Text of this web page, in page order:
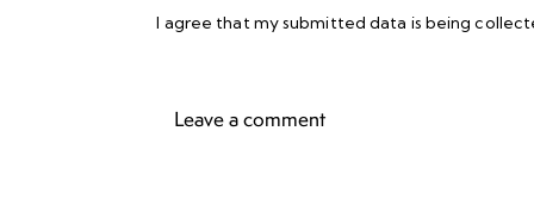
I agree that my submitted data is being